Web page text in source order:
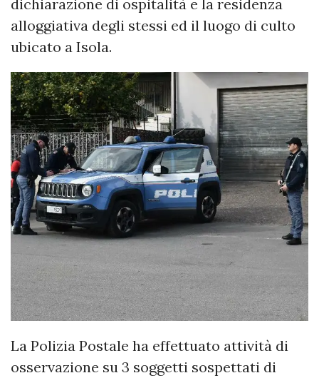
dichiarazione di ospitalità e la residenza
alloggiativa degli stessi ed il luogo di culto
ubicato a Isola.
La Polizia Postale ha effettuato attività di
osservazione su 3 soggetti sospettati di